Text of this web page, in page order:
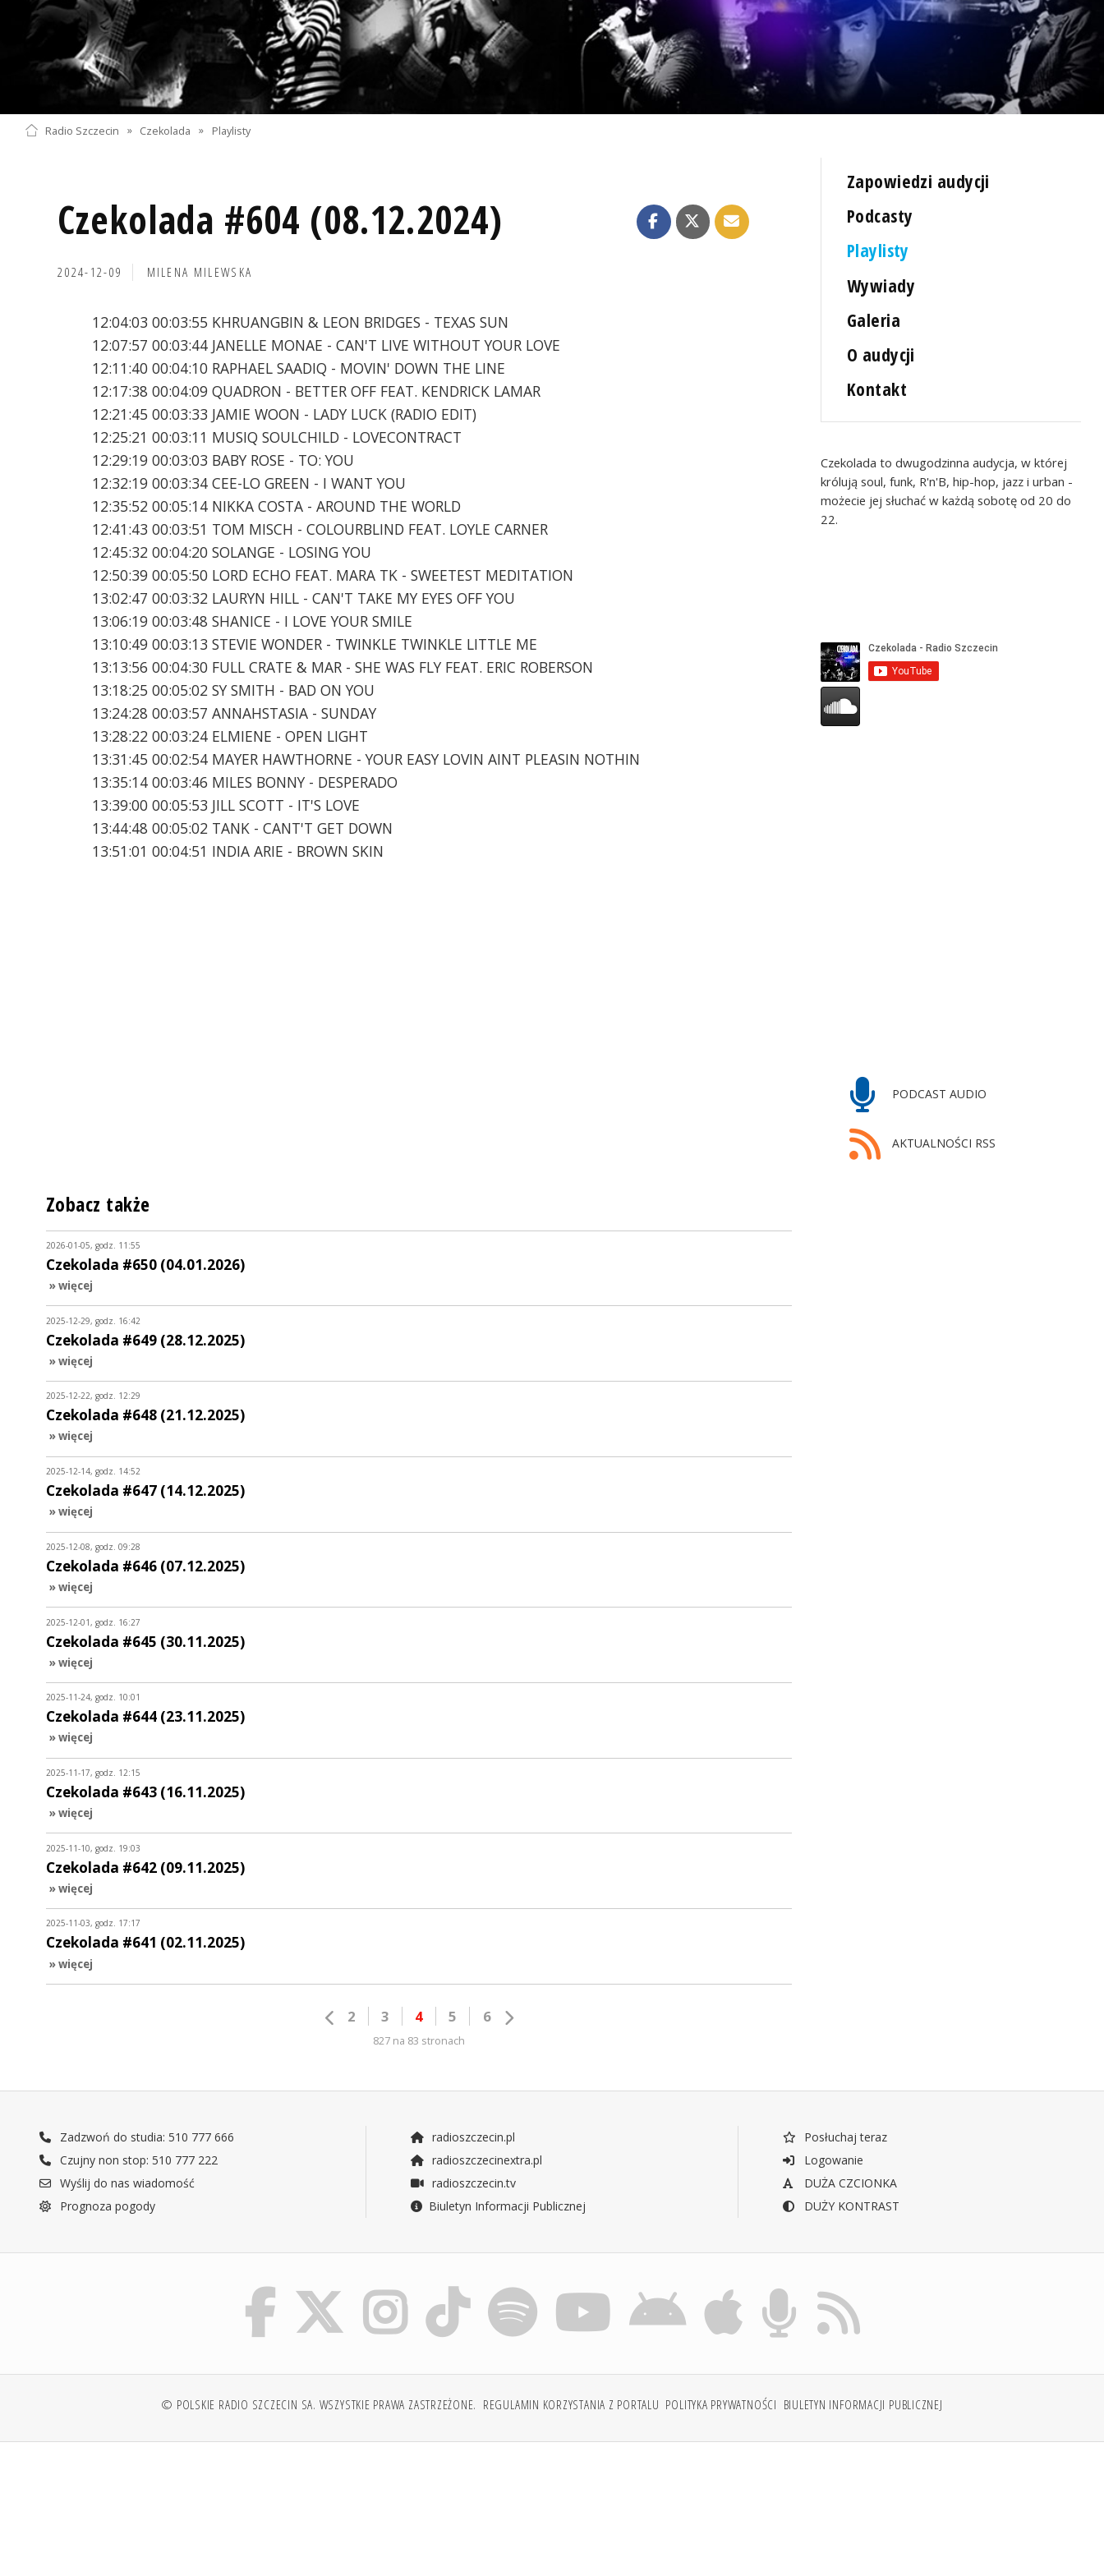
Radio Szczecin » Czekolada » Playlisty
Czekolada #604 (08.12.2024)
2024-12-09 MILENA MILEWSKA
12:04:03 00:03:55 KHRUANGBIN & LEON BRIDGES - TEXAS SUN
12:07:57 00:03:44 JANELLE MONAE - CAN'T LIVE WITHOUT YOUR LOVE
12:11:40 00:04:10 RAPHAEL SAADIQ - MOVIN' DOWN THE LINE
12:17:38 00:04:09 QUADRON - BETTER OFF FEAT. KENDRICK LAMAR
12:21:45 00:03:33 JAMIE WOON - LADY LUCK (RADIO EDIT)
12:25:21 00:03:11 MUSIQ SOULCHILD - LOVECONTRACT
12:29:19 00:03:03 BABY ROSE - TO: YOU
12:32:19 00:03:34 CEE-LO GREEN - I WANT YOU
12:35:52 00:05:14 NIKKA COSTA - AROUND THE WORLD
12:41:43 00:03:51 TOM MISCH - COLOURBLIND FEAT. LOYLE CARNER
12:45:32 00:04:20 SOLANGE - LOSING YOU
12:50:39 00:05:50 LORD ECHO FEAT. MARA TK - SWEETEST MEDITATION
13:02:47 00:03:32 LAURYN HILL - CAN'T TAKE MY EYES OFF YOU
13:06:19 00:03:48 SHANICE - I LOVE YOUR SMILE
13:10:49 00:03:13 STEVIE WONDER - TWINKLE TWINKLE LITTLE ME
13:13:56 00:04:30 FULL CRATE & MAR - SHE WAS FLY FEAT. ERIC ROBERSON
13:18:25 00:05:02 SY SMITH - BAD ON YOU
13:24:28 00:03:57 ANNAHSTASIA - SUNDAY
13:28:22 00:03:24 ELMIENE - OPEN LIGHT
13:31:45 00:02:54 MAYER HAWTHORNE - YOUR EASY LOVIN AINT PLEASIN NOTHIN
13:35:14 00:03:46 MILES BONNY - DESPERADO
13:39:00 00:05:53 JILL SCOTT - IT'S LOVE
13:44:48 00:05:02 TANK - CANT'T GET DOWN
13:51:01 00:04:51 INDIA ARIE - BROWN SKIN
Zapowiedzi audycji
Podcasty
Playlisty
Wywiady
Galeria
O audycji
Kontakt
Czekolada to dwugodzinna audycja, w której
królują soul, funk, R'n'B, hip-hop, jazz i urban -
możecie jej słuchać w każdą sobotę od 20 do
22.
PODCAST AUDIO
AKTUALNOŚCI RSS
Zobacz także
2026-01-05, godz. 11:55
Czekolada #650 (04.01.2026)
» więcej
2025-12-29, godz. 16:42
Czekolada #649 (28.12.2025)
» więcej
2025-12-22, godz. 12:29
Czekolada #648 (21.12.2025)
» więcej
2025-12-14, godz. 14:52
Czekolada #647 (14.12.2025)
» więcej
2025-12-08, godz. 09:28
Czekolada #646 (07.12.2025)
» więcej
2025-12-01, godz. 16:27
Czekolada #645 (30.11.2025)
» więcej
2025-11-24, godz. 10:01
Czekolada #644 (23.11.2025)
» więcej
2025-11-17, godz. 12:15
Czekolada #643 (16.11.2025)
» więcej
2025-11-10, godz. 19:03
Czekolada #642 (09.11.2025)
» więcej
2025-11-03, godz. 17:17
Czekolada #641 (02.11.2025)
» więcej
2 3 4 5 6
827 na 83 stronach
Zadzwoń do studia: 510 777 666
Czujny non stop: 510 777 222
Wyślij do nas wiadomość
Prognoza pogody
radioszczecin.pl
radioszczecinextra.pl
radioszczecin.tv
Biuletyn Informacji Publicznej
Posłuchaj teraz
Logowanie
DUŻA CZCIONKA
DUŻY KONTRAST
© POLSKIE RADIO SZCZECIN SA. WSZYSTKIE PRAWA ZASTRZEŻONE. REGULAMIN KORZYSTANIA Z PORTALU POLITYKA PRYWATNOŚCI BIULETYN INFORMACJI PUBLICZNEJ